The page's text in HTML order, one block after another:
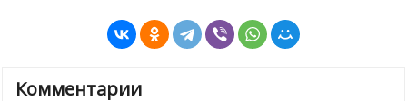
Комментарии